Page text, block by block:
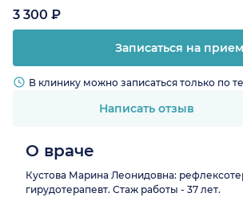
3 300 ₽
Записаться на прием
В клинику можно записаться только по
Написать отзыв
О враче
Кустова Марина Леонидовна:
гирудотерапевт. Стаж работы - 37 лет.